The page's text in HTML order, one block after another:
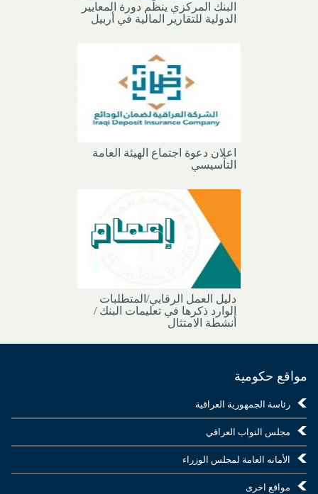
البنك المركزي ينظّم دورة المعايير
الدولية للتقارير المالية في أربيل
اعلان دعوة اجتماع الهيئة العامة
التأسيسي
دليل العمل الرقابي/المتطلبات
الوارد ذكرها في تعليمات البنك /
أنشطة الامتثال
مواقع حكومية
رئاسة الجمهورية العراقية
مجلس النواب العراقي
الأمانه العامة لمجلس الوزراء
مواقع اخرى